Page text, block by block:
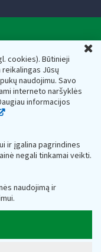
cookies). Būtinieji
Jūsų
naudojimu. Savo
interneto naršyklės
informacijos
ir įgalina pagrindines
negali tinkamai veikti.
naudojimą ir
Lietuva, el.paštas:
prie Lietuvos
Juridinių